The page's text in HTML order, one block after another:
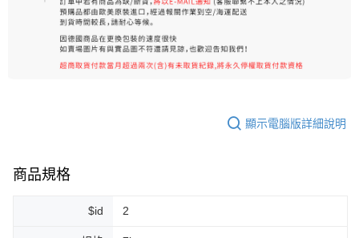
顯示電腦版詳細說明
商品規格
$id 2